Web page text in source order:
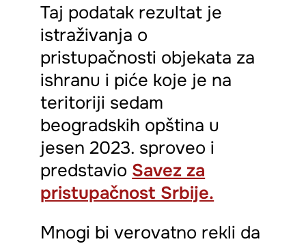
Taj podatak rezultat je
istraživanja o
pristupačnosti objekata za
ishranu i piće koje je na
teritoriji sedam
beogradskih opština u
jesen 2023. sproveo i
predstavio Savez za
pristupačnost Srbije.
Mnogi bi verovatno rekli da